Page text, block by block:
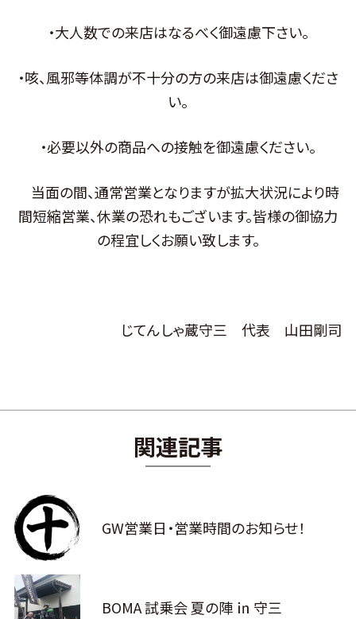
・大人数での来店はなるべく御遠慮下さい。
・咳、風邪等体調が不十分の方の来店は御遠慮くださ
い。
・必要以外の商品への接触を御遠慮ください。
当面の間、通常営業となりますが拡大状況により時
間短縮営業、休業の恐れもございます。皆様の御協力
の程宜しくお願い致します。
じてんしゃ蔵守三 代表 山田剛司
関連記事
GW営業日・営業時間のお知らせ！
BOMA 試乗会 夏の陣 ㏌ 守三